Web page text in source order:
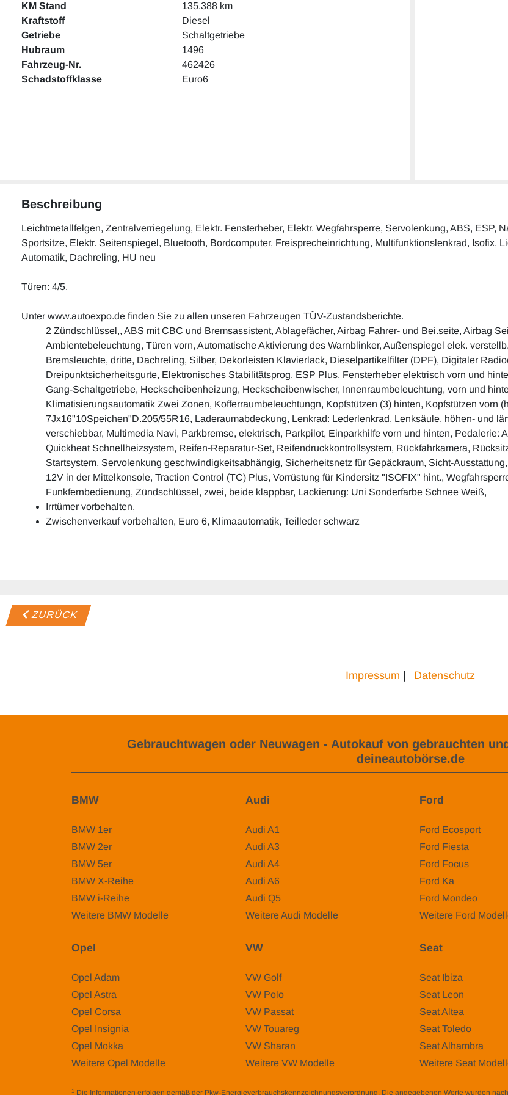
KM Stand
135.388 km
Kraftstoff
Diesel
Getriebe
Schaltgetriebe
Hubraum
1496
Fahrzeug-Nr.
462426
Schadstoffklasse
Euro6
Beschreibung
Leichtmetallfelgen, Zentralverriegelung, Elektr. Fensterheber, Elektr. Wegfahrsperre, Servolenkung, ABS, ESP,
Sportsitze, Elektr. Seitenspiegel, Bluetooth, Bordcomputer, Freisprecheinrichtung, Multifunktionslenkrad, Isofix,
Automatik, Dachreling, HU neu
Türen: 4/5.
Unter www.autoexpo.de finden Sie zu allen unseren Fahrzeugen TÜV-Zustandsberichte.
2 Zündschlüssel,, ABS mit CBC und Bremsassistent, Ablagefächer, Airbag Fahrer- und Bei.seite, Airbag
Ambientebeleuchtung, Türen vorn, Automatische Aktivierung des Warnblinker, Außenspiegel elek.
Bremsleuchte, dritte, Dachreling, Silber, Dekorleisten Klavierlack, Dieselpartikelfilter (DPF), Digitaler
Dreipunktsicherheitsgurte, Elektronisches Stabilitätsprog. ESP Plus, Fensterheber elektrisch vorn und
Gang-Schaltgetriebe, Heckscheibenheizung, Heckscheibenwischer, Innenraumbeleuchtung, vorn und
Klimatisierungsautomatik Zwei Zonen, Kofferraumbeleuchtungn, Kopfstützen (3) hinten, Kopfstützen vorn
7Jx16"10Speichen"D.205/55R16, Laderaumabdeckung, Lenkrad: Lederlenkrad, Lenksäule, höhen- und
verschiebbar, Multimedia Navi, Parkbremse, elektrisch, Parkpilot, Einparkhilfe vorn und hinten, Pedalerie:
Quickheat Schnellheizsystem, Reifen-Reparatur-Set, Reifendruckkontrollsystem, Rückfahrkamera,
Startsystem, Servolenkung geschwindigkeitsabhängig, Sicherheitsnetz für Gepäckraum, Sicht-
12V in der Mittelkonsole, Traction Control (TC) Plus, Vorrüstung für Kindersitz "ISOFIX" hint.,
Funkfernbedienung, Zündschlüssel, zwei, beide klappbar, Lackierung: Uni Sonderfarbe Schnee Weiß,
Irrtümer vorbehalten,
Zwischenverkauf vorbehalten, Euro 6, Klimaautomatik, Teilleder schwarz
ZURÜCK
Impressum Datenschutz
Gebrauchtwagen oder Neuwagen - Autokauf von gebrauchten
deineautobörse.de
BMW
BMW 1er
BMW 2er
BMW 5er
BMW X-Reihe
BMW i-Reihe
Weitere BMW Modelle
Audi
Audi A1
Audi A3
Audi A4
Audi A6
Audi Q5
Weitere Audi Modelle
Ford
Ford Ecosport
Ford Fiesta
Ford Focus
Ford Ka
Ford Mondeo
Weitere Ford
Opel
Opel Adam
Opel Astra
Opel Corsa
Opel Insignia
Opel Mokka
Weitere Opel Modelle
VW
VW Golf
VW Polo
VW Passat
VW Touareg
VW Sharan
Weitere VW Modelle
Seat
Seat Ibiza
Seat Leon
Seat Altea
Seat Toledo
Seat Alhambra
Weitere Seat
1 Die Informationen erfolgen gemäß der Pkw-Energieverbrauchskennzeichnungsverordnung. Die angegebenen Werte wurden